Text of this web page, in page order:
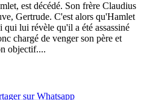
est décédé. Son frère Claudius
Gertrude. C'est alors qu'Hamlet
lui révèle qu'il a été assassiné
chargé de venger son père et
objectif....